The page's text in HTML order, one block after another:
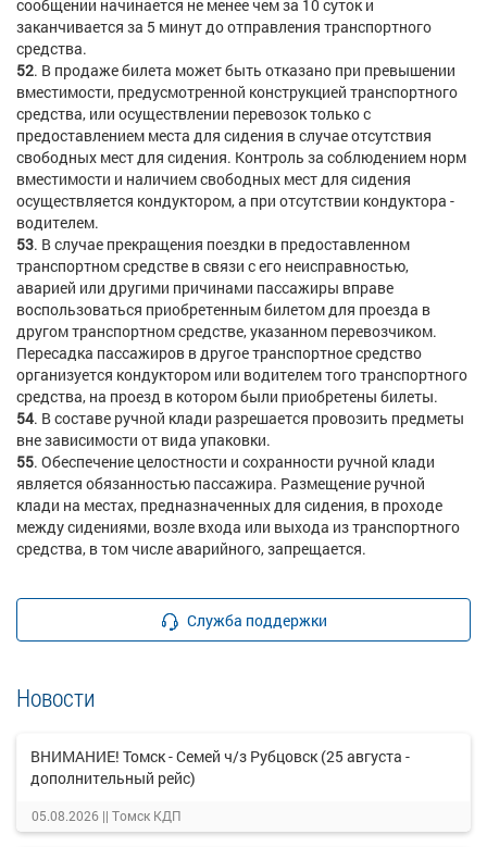
сообщении начинается не менее чем за 10 суток и
заканчивается за 5 минут до отправления транспортного
средства.
52. В продаже билета может быть отказано при превышении
вместимости, предусмотренной конструкцией транспортного
средства, или осуществлении перевозок только с
предоставлением места для сидения в случае отсутствия
свободных мест для сидения. Контроль за соблюдением норм
вместимости и наличием свободных мест для сидения
осуществляется кондуктором, а при отсутствии кондуктора -
водителем.
53. В случае прекращения поездки в предоставленном
транспортном средстве в связи с его неисправностью,
аварией или другими причинами пассажиры вправе
воспользоваться приобретенным билетом для проезда в
другом транспортном средстве, указанном перевозчиком.
Пересадка пассажиров в другое транспортное средство
организуется кондуктором или водителем того транспортного
средства, на проезд в котором были приобретены билеты.
54. В составе ручной клади разрешается провозить предметы
вне зависимости от вида упаковки.
55. Обеспечение целостности и сохранности ручной клади
является обязанностью пассажира. Размещение ручной
клади на местах, предназначенных для сидения, в проходе
между сидениями, возле входа или выхода из транспортного
средства, в том числе аварийного, запрещается.
Служба поддержки
Новости
ВНИМАНИЕ! Томск - Семей ч/з Рубцовск (25 августа -
дополнительный рейс)
05.08.2026 || Томск КДП